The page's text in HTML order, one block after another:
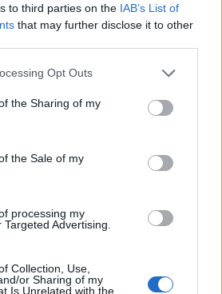
to third parties on the IAB’s List of
that may further disclose it to other
app uses one or more Google
or usage behaviour. You may click to
Google and its third-party tags to
specified purposes in below Google
Opt Outs
the Sharing of my
the Sale of my
processing my
Advertising.
Collection, Use,
or Sharing of my
Is Unrelated with the